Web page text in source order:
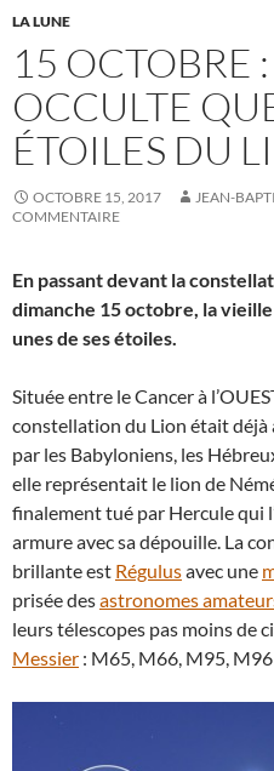
LA LUNE
15 OCTOBRE
OCCULTE
ÉTOILES DU
OCTOBRE 15, 2017 JEAN-
COMMENTAIRE
En passant devant la
dimanche 15 octobre, la
unes de ses étoiles.
Située entre le Cancer à
constellation du Lion était déjà
par les Babyloniens, les
elle représentait le lion de
finalement tué par Hercule qui
armure avec sa dépouille. La
brillante est Régulusavec une
prisée desastronomes
leurs télescopes pas moins de
Messier : M65, M66, M95,